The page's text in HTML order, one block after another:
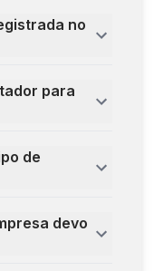
no
para
de
devo